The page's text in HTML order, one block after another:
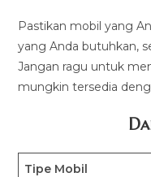
Pastikan mobil yang
yang Anda butuhkan,
Jangan ragu untuk
mungkin tersedia
Tipe Mobil